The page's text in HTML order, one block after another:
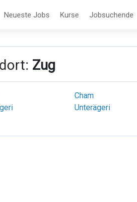
Neueste Jobs Kurse Jobsuchende
Zug
Cham
Unterägeri